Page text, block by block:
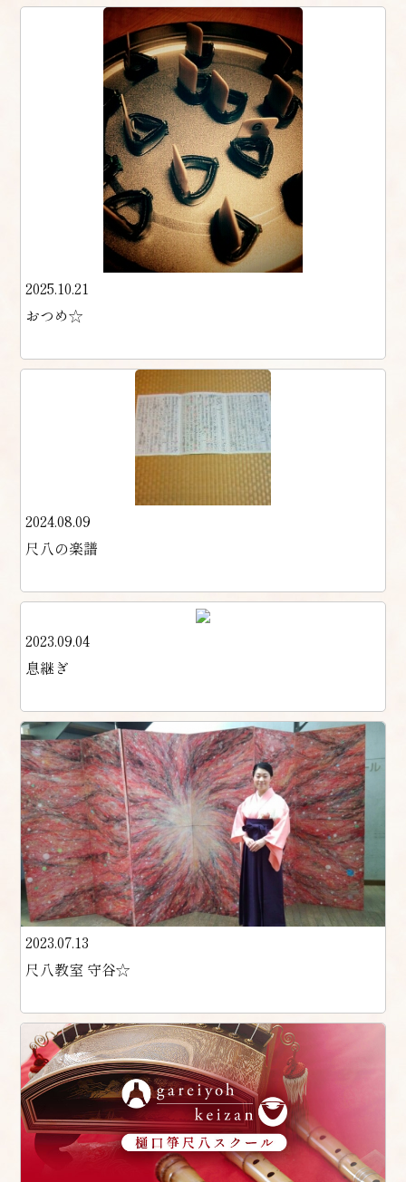
2025.10.21
おつめ☆
2024.08.09
尺八の楽譜
2023.09.04
息継ぎ
2023.07.13
尺八教室 守谷☆